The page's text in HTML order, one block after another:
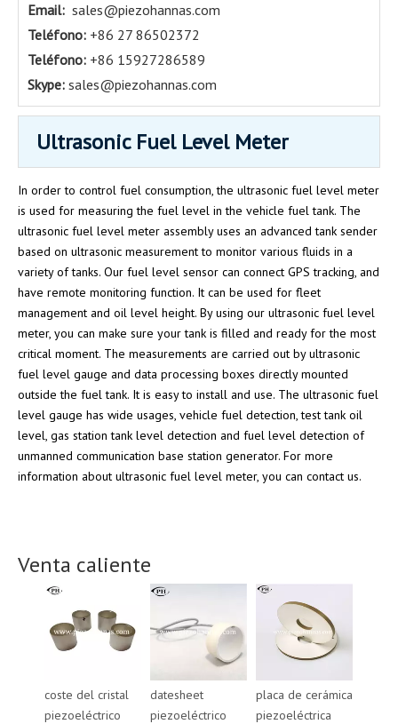
Email: sales@piezohannas.com
Teléfono: +86 27 86502372
Teléfono: +86 15927286589
Skype: sales@piezohannas.com
Ultrasonic Fuel Level Meter
In order to control fuel consumption, the ultrasonic fuel level meter
is used for measuring the fuel level in the vehicle fuel tank. The
ultrasonic fuel level meter assembly uses an advanced tank sender
based on ultrasonic measurement to monitor various fluids in a
variety of tanks. Our fuel level sensor can connect GPS tracking, and
have remote monitoring function. It can be used for fleet
management and oil level height. By using our ultrasonic fuel level
meter, you can make sure your tank is filled and ready for the most
critical moment. The measurements are carried out by ultrasonic
fuel level gauge and data processing boxes directly mounted
outside the fuel tank. It is easy to install and use. The ultrasonic fuel
level gauge has wide usages, vehicle fuel detection, test tank oil
level, gas station tank level detection and fuel level detection of
unmanned communication base station generator. For more
information about ultrasonic fuel level meter, you can contact us.
Venta caliente
coste del cristal
piezoeléctrico
datesheet
piezoeléctrico
placa de cerámica
piezoeléctrica